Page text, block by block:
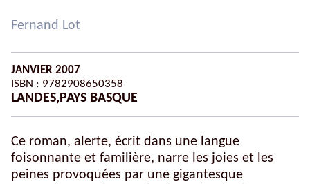
Fernand Lot
JANVIER 2007
ISBN : 9782908650358
LANDES,PAYS BASQUE
Ce roman, alerte, écrit dans une langue
foisonnante et familière, narre les joies et les
peines provoquées par une gigantesque